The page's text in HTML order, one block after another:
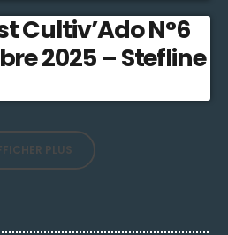
Cultiv’Ado N°6
2025 – Stefline
PLUS